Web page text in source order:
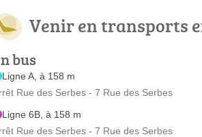
Venir en transports
bus
Ligne A, à 158 m
Rue des Serbes - 7 Rue des Serbes
Ligne 6B, à 158 m
Rue des Serbes - 7 Rue des Serbes